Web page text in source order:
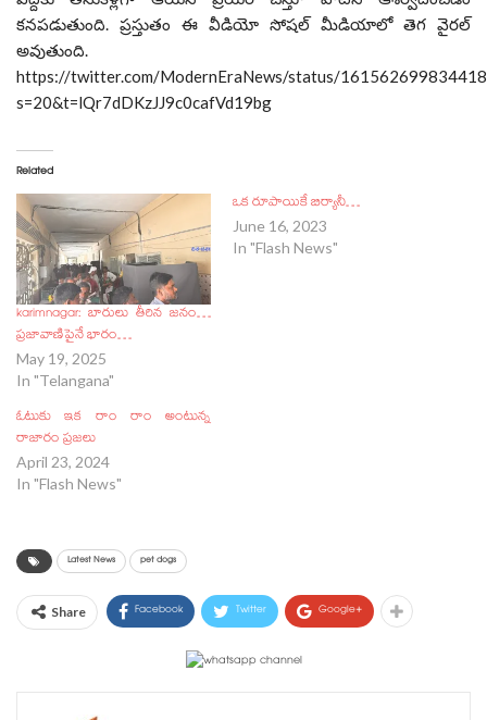
కనపడుతుంది. ప్రస్తుతం ఈ వీడియో సోషల్ మీడియాలో తెగ వైరల్
అవుతుంది.
https://twitter.com/ModernEraNews/status/
s=20&t=lQr7dDKzJJ9c0cafVd19bg
Related
karimnagar: బారులు తీరిన జనం…
ప్రజావాణిపైనే భారం…
May 19, 2025
In "Telangana"
ఒక రూపాయికే బిర్యానీ…
June 16, 2023
In "Flash News"
ఓటుకు ఇక రాం రాం అంటున్న
రాజారం ప్రజలు
April 23, 2024
In "Flash News"
Latest News pet dogs
Share Facebook Twitter Google+